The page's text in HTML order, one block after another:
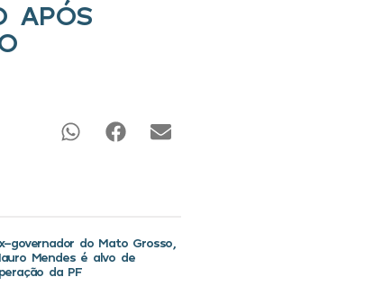
APÓS
governador do Mato Grosso,
Mendes é alvo de
da PF